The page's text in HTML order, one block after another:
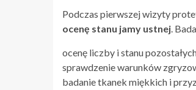
Podczas pierwszej wizyty
ocenę stanu jamy ustnej.
ocenę liczby i stanu
sprawdzenie warunków
badanie tkanek miękkich i